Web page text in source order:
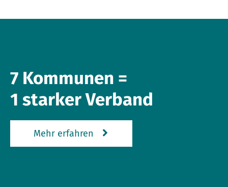
7 Kommunen =
1 starker Verband
Mehr erfahren